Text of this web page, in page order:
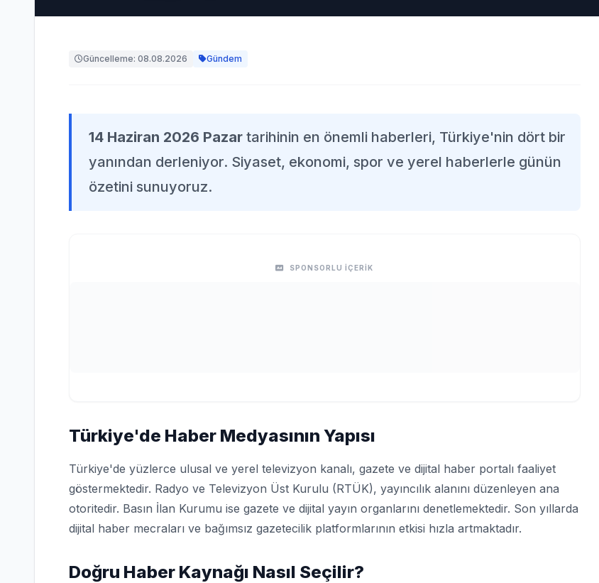
Güncelleme: 08.08.2026 Gündem
14 Haziran 2026 Pazar tarihinin en önemli haberleri, Türkiye'nin dört bir
yanından derleniyor. Siyaset, ekonomi, spor ve yerel haberlerle günün
özetini sunuyoruz.
SPONSORLU İÇERİK
Türkiye'de Haber Medyasının Yapısı
Türkiye'de yüzlerce ulusal ve yerel televizyon kanalı, gazete ve dijital haber portalı faaliyet
göstermektedir. Radyo ve Televizyon Üst Kurulu (RTÜK), yayıncılık alanını düzenleyen ana
otoritedir. Basın İlan Kurumu ise gazete ve dijital yayın organlarını denetlemektedir. Son yıllarda
dijital haber mecraları ve bağımsız gazetecilik platformlarının etkisi hızla artmaktadır.
Doğru Haber Kaynağı Nasıl Seçilir?